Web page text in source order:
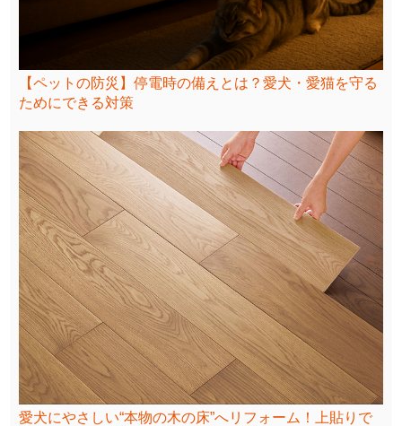
【ペットの防災】停電時の備えとは？愛犬・愛猫を守る
ためにできる対策
愛犬にやさしい“本物の木の床”へリフォーム！上貼りで